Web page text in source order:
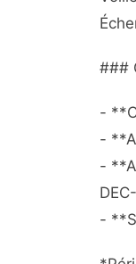
###
-
-
-
-